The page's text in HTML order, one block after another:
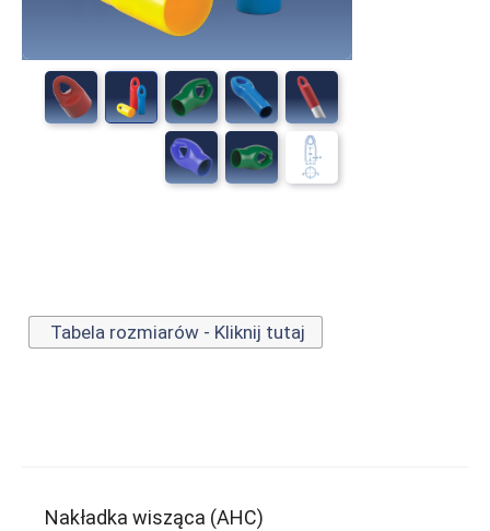
Tabela rozmiarów - Kliknij tutaj
Nakładka wisząca (AHC)